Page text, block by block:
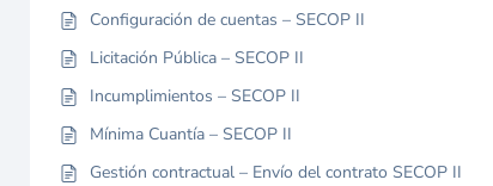
Configuración de cuentas – SECOP II
Licitación Pública – SECOP II
Incumplimientos – SECOP II
Mínima Cuantía – SECOP II
Gestión contractual – Envío del contrato SECOP II